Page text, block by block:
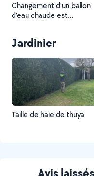
Changement d’un ballon
d’eau chaude est
Jardinier
Taille de haie de thuya
Avis